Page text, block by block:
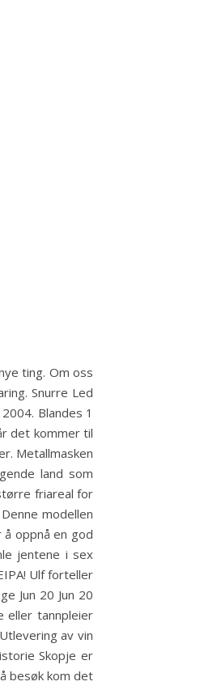
ting. Om oss
Snurre Led
Blandes 1
det kommer til
Metallmasken
land som
friareal for
modellen
oppnå en god
jentene i sex
Ulf forteller
Jun 20 Jun 20
eller tannpleier
av vin
Skopje er
besøk kom det